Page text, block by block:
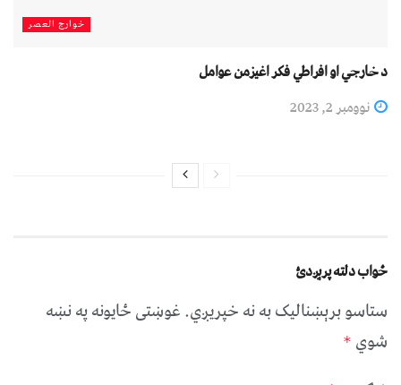
خوارج العصر
د خارجي او افراطي فکر اغیزمن عوامل
نوومبر 2, 2023
ځواب دلته پرېږدئ
ستاسو برېښناليک به نه خپريږي.غوښتى ځایونه په نښه
شوي *